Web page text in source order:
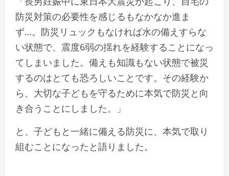
防災対策の必要性を感じるもなかなか進ま
ず…。防災リュックもなければ水の備えすらな
い状態で、震度6弱の揺れを経験することになっ
てしまいました。備えも知識もない状態で被災
するのはとても恐ろしいことです。その経験か
ら、大切な子どもを守るために本気で防災と向
き合うことにしました。」
と、子どもと一緒に備える防災に、本気で取り
組むことになったと語りました。